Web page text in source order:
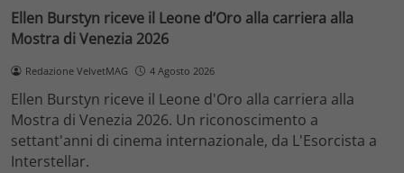
Ellen Burstyn riceve il Leone d’Oro alla carriera alla
Mostra di Venezia 2026
Redazione VelvetMAG 4 Agosto 2026
Ellen Burstyn riceve il Leone d'Oro alla carriera alla
Mostra di Venezia 2026. Un riconoscimento a
settant'anni di cinema internazionale, da L'Esorcista a
Interstellar.